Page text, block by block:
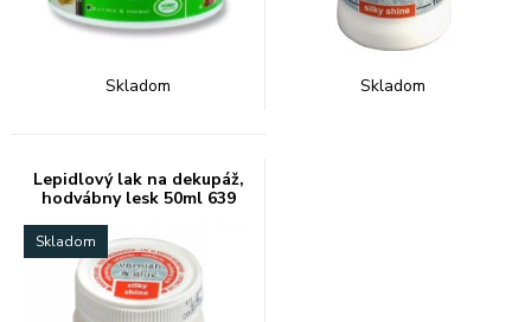
Skladom Skladom
Lepidlový lak na dekupáž,
hodvábny lesk 50ml 639
Skladom